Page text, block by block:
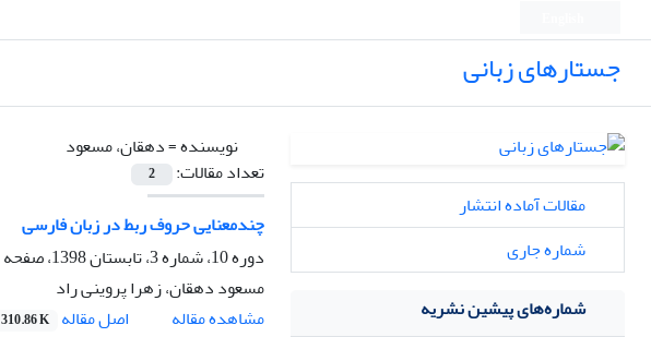
جستارهای زبانی
نویسنده =دهقان، مسعود
تعداد مقالات:
2
چندمعنایی حروف ربط در زبان فارسی
دوره 10، شماره 3، تابستان 1398، صفحه
مسعود دهقان، زهرا پروینی راد
مشاهده مقاله
اصل مقاله 310.86 K
مقالات آماده انتشار
شماره جاری
شماره‌های پیشین نشریه